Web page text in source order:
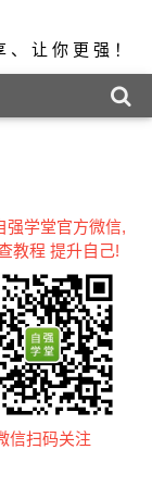
让你更强！
强学堂官方微信,
教程 提升自己!
信扫码关注